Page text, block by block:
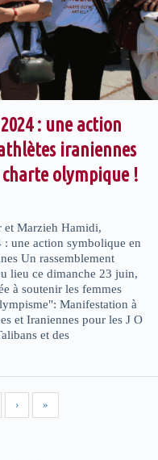
: une action
iraniennes
olympique !
et Marzieh Hamidi,
: une action symbolique en
Un rassemblement
lieu ce dimanche 23 juin,
à soutenir les femmes
Manifestation à
et Iraniennes pour les J O
et des
› »